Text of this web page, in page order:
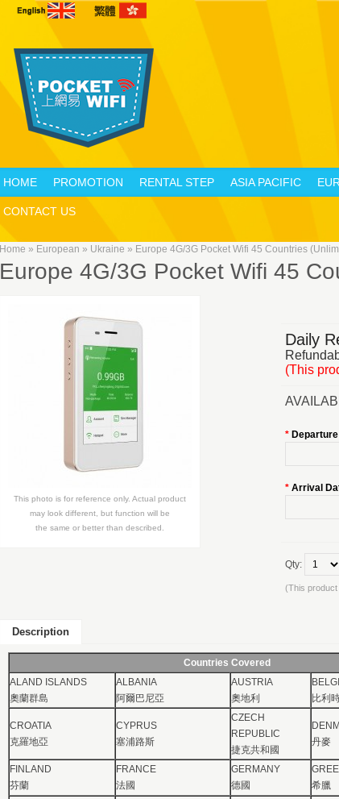
HOME PROMOTION RENTAL STEP ASIA PACIFIC
CONTACT US
Home » European » Ukraine » Europe 4G/3G Pocket Wifi 45 Countries
Europe 4G/3G Pocket Wifi 45
This photo is for reference only. Actual product
may look different, but function will be
the same or better than described.
Daily
(This
*
* Arrival
Qty:
(This product
Description
Countries Covered
ALAND ISLANDS
奧蘭群島
ALBANIA
阿爾巴尼亞
AUSTRIA
奧地利
比利
CROATIA
克羅地亞
CYPRUS
塞浦路斯
CZECH
REPUBLIC
捷克共和國
丹麥
FINLAND
芬蘭
FRANCE
法國
GERMANY
德國
希臘